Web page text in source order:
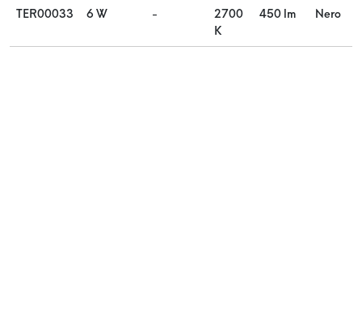
TER00033 6 W -
2700
K
450 lm Nero